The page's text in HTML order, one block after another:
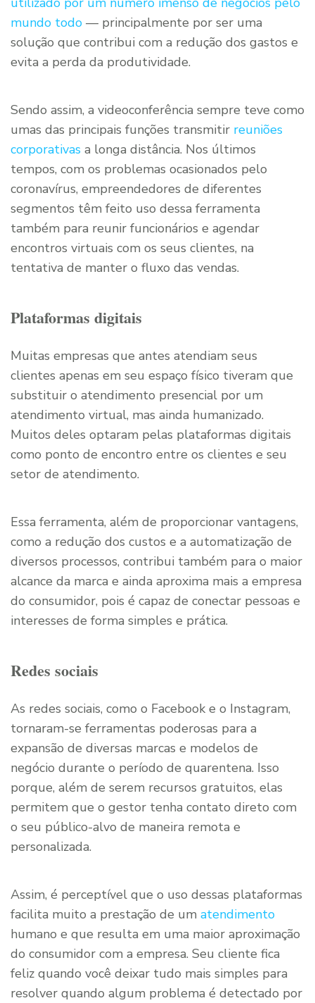
mundo todo — principalmente por ser uma
solução que contribui com a redução dos gastos e
evita a perda da produtividade.
Sendo assim, a videoconferência sempre teve como
umas das principais funções transmitir reuniões
corporativas a longa distância. Nos últimos
tempos, com os problemas ocasionados pelo
coronavírus, empreendedores de diferentes
segmentos têm feito uso dessa ferramenta
também para reunir funcionários e agendar
encontros virtuais com os seus clientes, na
tentativa de manter o fluxo das vendas.
Plataformas digitais
Muitas empresas que antes atendiam seus
clientes apenas em seu espaço físico tiveram que
substituir o atendimento presencial por um
atendimento virtual, mas ainda humanizado.
Muitos deles optaram pelas plataformas digitais
como ponto de encontro entre os clientes e seu
setor de atendimento.
Essa ferramenta, além de proporcionar vantagens,
como a redução dos custos e a automatização de
diversos processos, contribui também para o maior
alcance da marca e ainda aproxima mais a empresa
do consumidor, pois é capaz de conectar pessoas e
interesses de forma simples e prática.
Redes sociais
As redes sociais, como o Facebook e o Instagram,
tornaram-se ferramentas poderosas para a
expansão de diversas marcas e modelos de
negócio durante o período de quarentena. Isso
porque, além de serem recursos gratuitos, elas
permitem que o gestor tenha contato direto com
o seu público-alvo de maneira remota e
personalizada.
Assim, é perceptível que o uso dessas plataformas
facilita muito a prestação de um atendimento
humano e que resulta em uma maior aproximação
do consumidor com a empresa. Seu cliente fica
feliz quando você deixar tudo mais simples para
resolver quando algum problema é detectado por